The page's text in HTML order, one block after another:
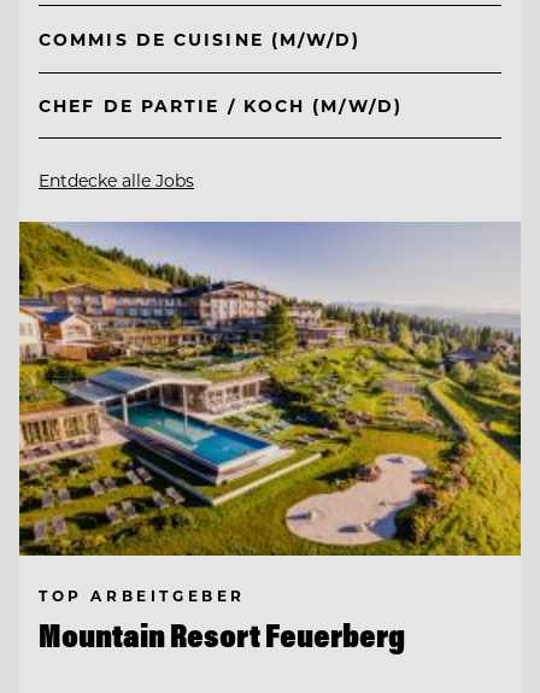
COMMIS DE CUISINE (M/W/D)
CHEF DE PARTIE / KOCH (M/W/D)
Entdecke alle Jobs
TOP ARBEITGEBER
Mountain Resort Feuerberg